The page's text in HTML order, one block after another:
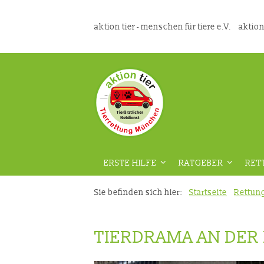
aktion tier - menschen für tiere e.V.
ERSTE HILFE
DIE RICHTIGE VORBEREITUNG
VIDEOKURS
RATGEBER
AUS DER
RATGEBER
Sie befinden sich hier: Startseite
TIERDRAMA AN